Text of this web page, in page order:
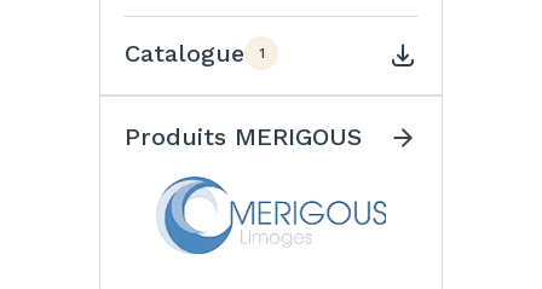
Catalogue 1
Produits MERIGOUS